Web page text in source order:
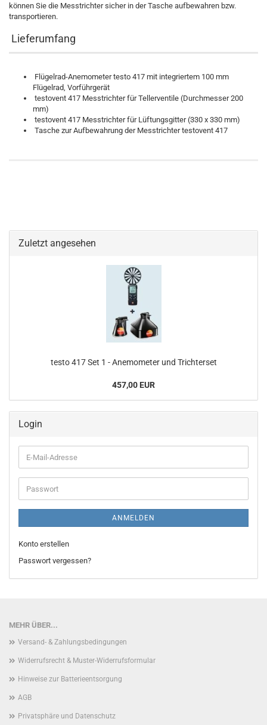
können Sie die Messtrichter sicher in der Tasche aufbewahren bzw.
transportieren.
Lieferumfang
Flügelrad-Anemometer testo 417 mit integriertem 100 mm
Flügelrad, Vorführgerät
testovent 417 Messtrichter für Tellerventile (Durchmesser 200
mm)
testovent 417 Messtrichter für Lüftungsgitter (330 x 330 mm)
Tasche zur Aufbewahrung der Messtrichter testovent 417
Zuletzt angesehen
testo 417 Set 1 - Anemometer und Trichterset
457,00 EUR
Login
E-
Mail-
Adresse
Passwort
ANMELDEN
Konto erstellen
Passwort vergessen?
MEHR ÜBER...
Versand- & Zahlungsbedingungen
Widerrufsrecht & Muster-Widerrufsformular
Hinweise zur Batterieentsorgung
AGB
Privatsphäre und Datenschutz